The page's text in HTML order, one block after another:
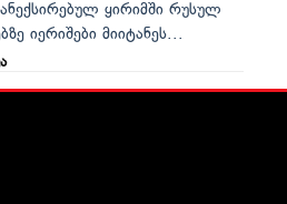
ყირიმში რუსულ
იერიშები მიიტანეს...